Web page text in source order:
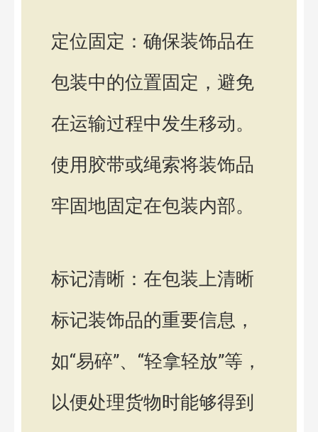
定位固定：确保装饰品在
包装中的位置固定，避免
在运输过程中发生移动。
使用胶带或绳索将装饰品
牢固地固定在包装内部。
标记清晰：在包装上清晰
标记装饰品的重要信息，
如“易碎”、“轻拿轻放”等，
以便处理货物时能够得到